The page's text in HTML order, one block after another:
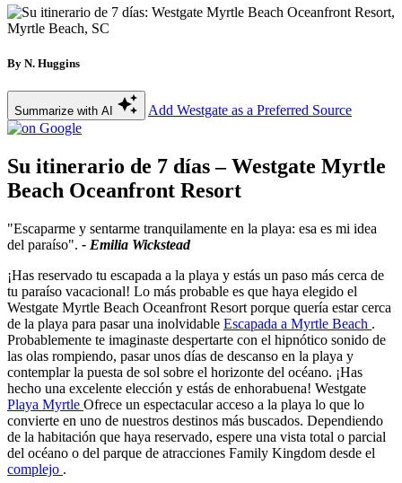
By N. Huggins
Summarize with AI Add Westgate as a Preferred Source
Su itinerario de 7 días – Westgate Myrtle
Beach Oceanfront Resort
"Escaparme y sentarme tranquilamente en la playa: esa es mi idea
del paraíso". - Emilia Wickstead
¡Has reservado tu escapada a la playa y estás un paso más cerca de
tu paraíso vacacional! Lo más probable es que haya elegido el
Westgate Myrtle Beach Oceanfront Resort porque quería estar cerca
de la playa para pasar una inolvidable Escapada a Myrtle Beach .
Probablemente te imaginaste despertarte con el hipnótico sonido de
las olas rompiendo, pasar unos días de descanso en la playa y
contemplar la puesta de sol sobre el horizonte del océano. ¡Has
hecho una excelente elección y estás de enhorabuena! Westgate
Playa Myrtle Ofrece un espectacular acceso a la playa lo que lo
convierte en uno de nuestros destinos más buscados. Dependiendo
de la habitación que haya reservado, espere una vista total o parcial
del océano o del parque de atracciones Family Kingdom desde el
complejo .